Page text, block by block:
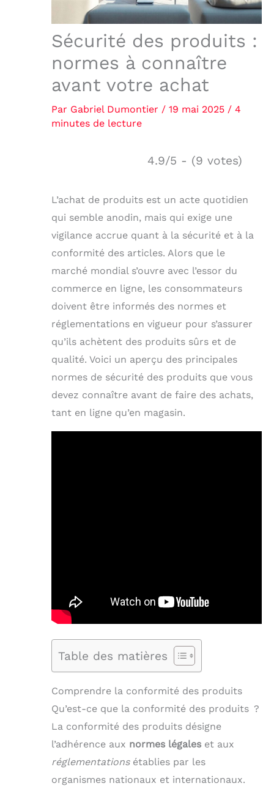
Sécurité des produits :
normes à connaître
avant votre achat
Par Gabriel Dumontier / 19 mai 2025 / 4
minutes de lecture
4.9/5 - (9 votes)
L’achat de produits est un acte quotidien
qui semble anodin, mais qui exige une
vigilance accrue quant à la sécurité et à la
conformité des articles. Alors que le
marché mondial s’ouvre avec l’essor du
commerce en ligne, les consommateurs
doivent être informés des normes et
réglementations en vigueur pour s’assurer
qu’ils achètent des produits sûrs et de
qualité. Voici un aperçu des principales
normes de sécurité des produits que vous
devez connaître avant de faire des achats,
tant en ligne qu’en magasin.
Table des matières
Comprendre la conformité des produits
Qu’est-ce que la conformité des produits ?
La conformité des produits désigne
l’adhérence aux normes légales et aux
réglementationsétablies par les
organismes nationaux et internationaux.